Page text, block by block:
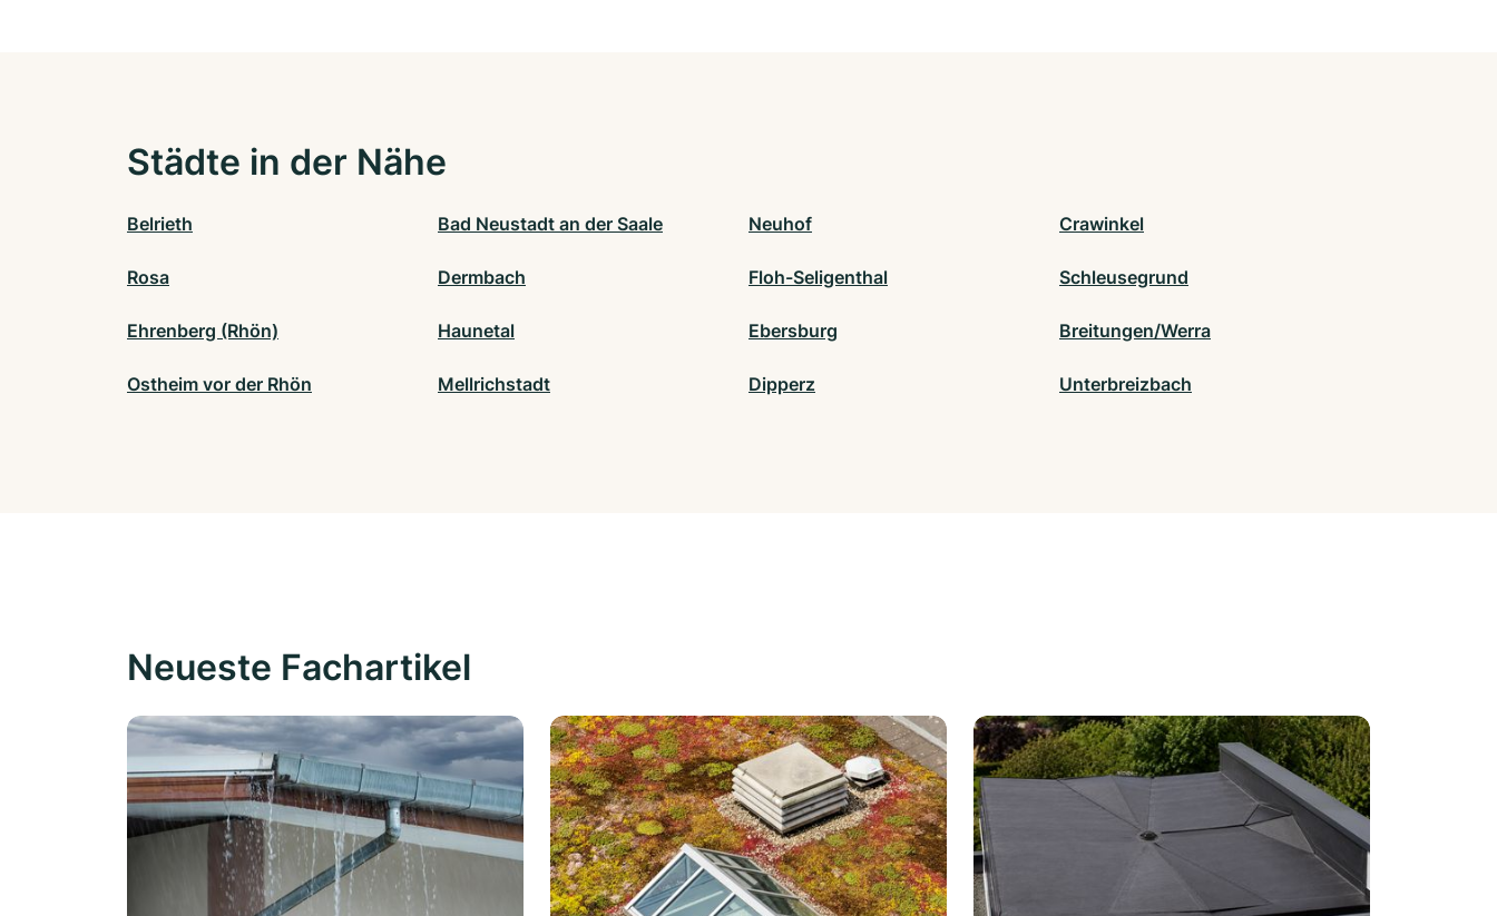
Städte in der Nähe
Belrieth Bad Neustadt an der Saale Neuhof Crawinkel
Rosa Dermbach Floh-Seligenthal Schleusegrund
Ehrenberg (Rhön) Haunetal Ebersburg Breitungen/Werra
Ostheim vor der Rhön Mellrichstadt Dipperz Unterbreizbach
Neueste Fachartikel